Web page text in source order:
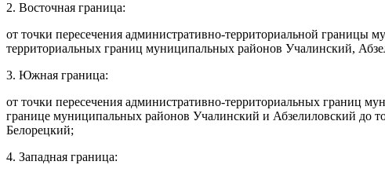
2. Восточная граница:
от точки пересечения административно-территориальной границы
территориальных границ муниципальных районов Учалинский,
3. Южная граница:
от точки пересечения административно-территориальных границ
границе муниципальных районов Учалинский и Абзелиловский до
Белорецкий;
4. Западная граница: